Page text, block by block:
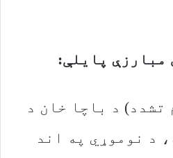
مبارزې پایلې:
تشدد) د باچا خان د
د نوموړي په اند